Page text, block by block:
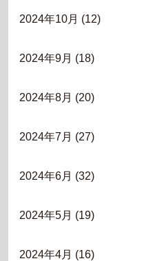
2024年10月 (12)
2024年9月 (18)
2024年8月 (20)
2024年7月 (27)
2024年6月 (32)
2024年5月 (19)
2024年4月 (16)